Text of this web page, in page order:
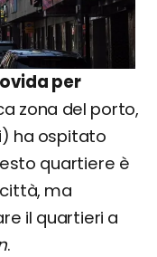
per
zona del porto,
ha ospitato
quartiere è
ma
il quartieri a
.